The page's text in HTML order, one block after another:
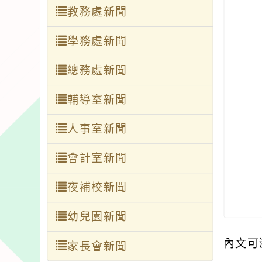
教務處新聞
學務處新聞
總務處新聞
輔導室新聞
人事室新聞
會計室新聞
夜補校新聞
幼兒園新聞
家長會新聞 內文可